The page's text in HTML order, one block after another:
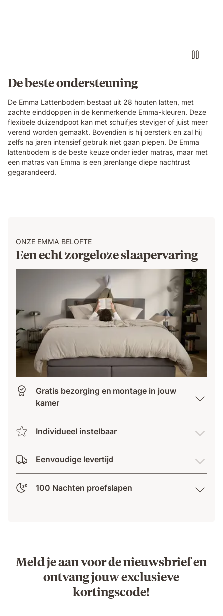
De beste ondersteuning
De Emma Lattenbodem bestaat uit 28 houten latten, met
zachte einddoppen in de kenmerkende Emma-kleuren. Deze
flexibele duizendpoot kan met schuifjes steviger of juist meer
verend worden gemaakt. Bovendien is hij oersterk en zal hij
zelfs na jaren intensief gebruik niet gaan piepen. De Emma
lattenbodem is de beste keuze onder ieder matras, maar met
een matras van Emma is een jarenlange diepe nachtrust
gegarandeerd.
ONZE EMMA BELOFTE
Een echt zorgeloze slaapervaring
Gratis bezorging en montage in jouw
kamer
Individueel instelbaar
Eenvoudige levertijd
100 Nachten proefslapen
Meld je aan voor de nieuwsbrief en
ontvang jouw exclusieve
kortingscode!